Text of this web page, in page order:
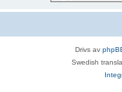
Drivs av
Swedish